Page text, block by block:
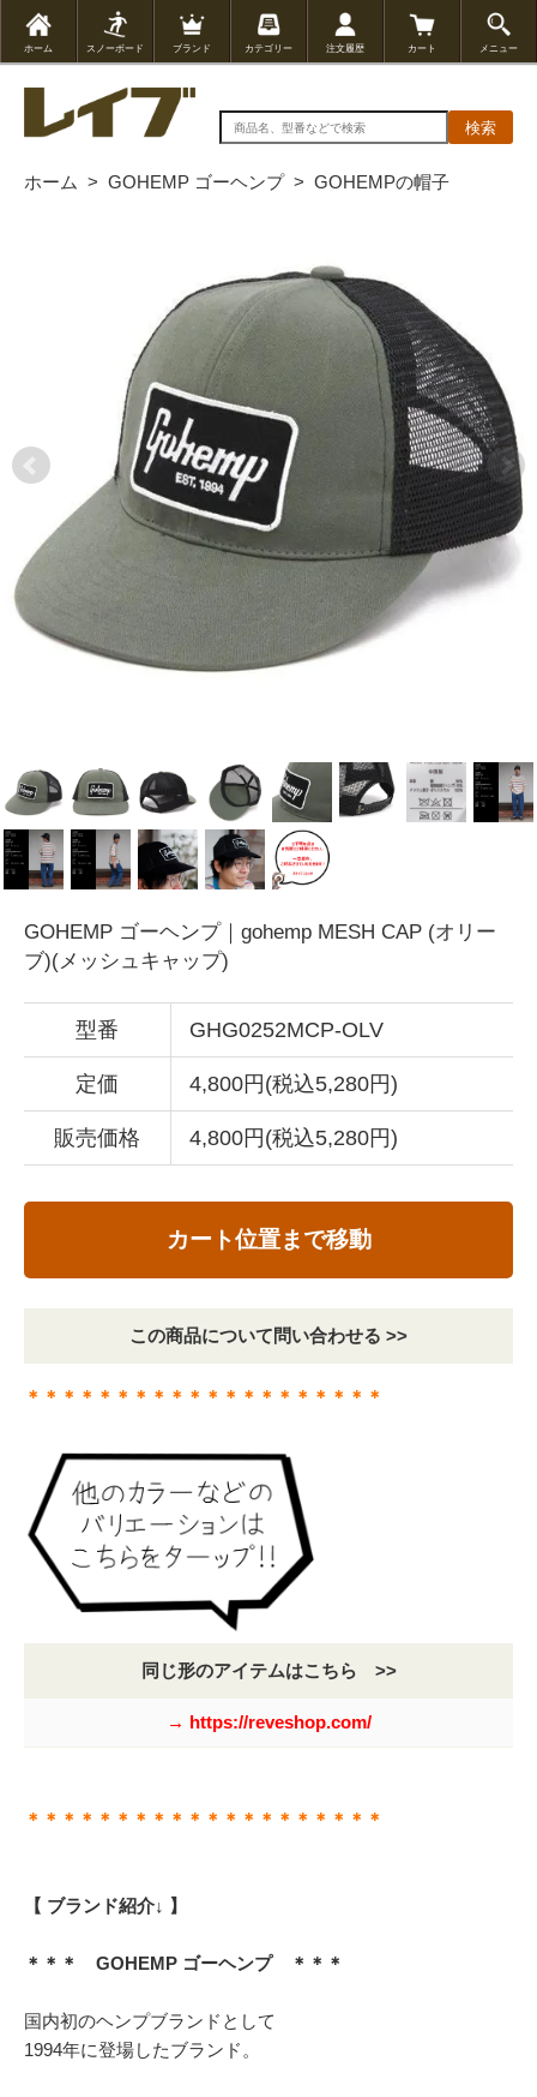
ホーム スノーボード ブランド カテゴリー 注文履歴 カート メニュー
検索
ホーム > GOHEMP ゴーヘンプ> GOHEMPの帽子
GOHEMP ゴーヘンプ｜gohemp MESH CAP (オリー
ブ)(メッシュキャップ)
型番 GHG0252MCP-OLV
定価 4,800円(税込5,280円)
販売価格 4,800円(税込5,280円)
カート位置まで移動
この商品について問い合わせる >>
＊＊＊＊＊＊＊＊＊＊＊＊＊＊＊＊＊＊＊＊
同じ形のアイテムはこちら >>
→ https://reveshop.com/
＊＊＊＊＊＊＊＊＊＊＊＊＊＊＊＊＊＊＊＊
【 ブランド紹介↓ 】
＊＊＊ GOHEMP ゴーヘンプ ＊＊＊
国内初のヘンプブランドとして
1994年に登場したブランド。